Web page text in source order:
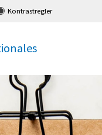
Kontrastregler